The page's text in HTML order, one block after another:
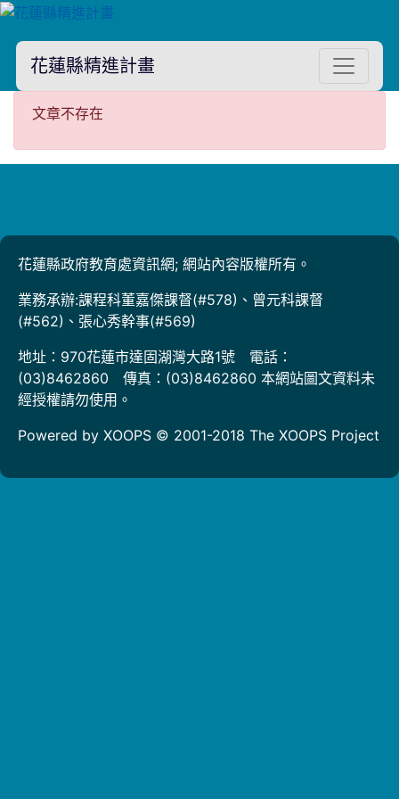
花蓮縣精進計畫
文章不存在
文章不存在
花蓮縣政府教育處資訊網; 網站內容版權所有。
業務承辦:課程科董嘉傑課督(#578)、曾元科課督
(#562)、張心秀幹事(#569)
地址：970花蓮市達固湖灣大路1號 電話：
(03)8462860 傳真：(03)8462860 本網站圖文資料未
經授權請勿使用。
Powered by XOOPS © 2001-2018 The XOOPS Project